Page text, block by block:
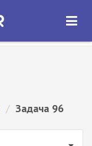
ОТКРЫТЬ
/ Задача 96